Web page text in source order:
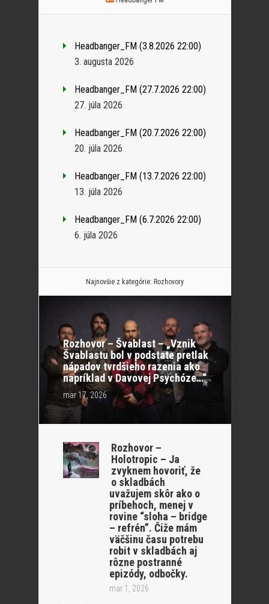
Headbanger_FM (3.8.2026 22:00)
3. augusta 2026
Headbanger_FM (27.7.2026 22:00)
27. júla 2026
Headbanger_FM (20.7.2026 22:00)
20. júla 2026
Headbanger_FM (13.7.2026 22:00)
13. júla 2026
Headbanger_FM (6.7.2026 22:00)
6. júla 2026
Najnovšie z kategórie: Rozhovory
Rozhovor – Švablast – „Vznik
Švablastu bol v podstate pretlak
nápadov tvrdšieho razenia ako
napríklad v Davovej Psychóze…“
mar 17, 2026
Rozhovor –
Holotropic – Ja
zvyknem hovoriť, že
o skladbách
uvažujem skôr ako o
príbehoch, menej v
rovine “sloha – bridge
– refrén”. Čiže mám
väčšinu času potrebu
robit v skladbách aj
rôzne postranné
epizódy, odbočky.
mar 1, 2026